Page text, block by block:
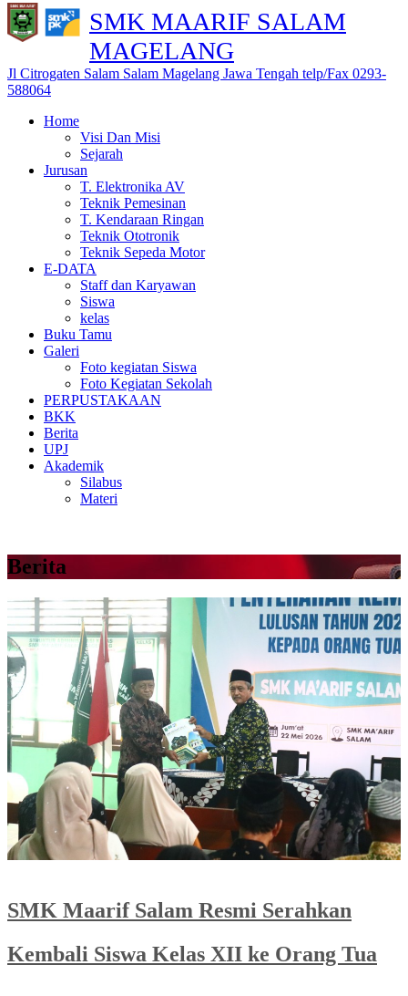
SMK MAARIF SALAM
MAGELANG
Jl Citrogaten Salam Salam Magelang Jawa Tengah telp/Fax 0293-
588064
Home
Visi Dan Misi
Sejarah
Jurusan
T. Elektronika AV
Teknik Pemesinan
T. Kendaraan Ringan
Teknik Ototronik
Teknik Sepeda Motor
E-DATA
Staff dan Karyawan
Siswa
kelas
Buku Tamu
Galeri
Foto kegiatan Siswa
Foto Kegiatan Sekolah
PERPUSTAKAAN
BKK
Berita
UPJ
Akademik
Silabus
Materi
Berita
SMK Maarif Salam Resmi Serahkan
Kembali Siswa Kelas XII ke Orang Tua